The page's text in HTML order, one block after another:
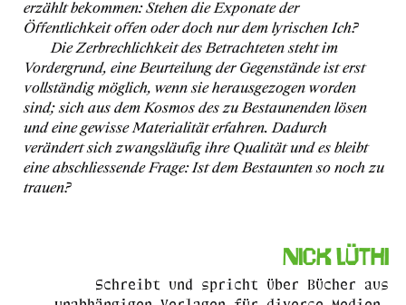
erzählt bekommen: Stehen die Exponate der
Öffentlichkeit offen oder doch nur dem lyrischen Ich?
Die Zerbrechlichkeit des Betrachteten steht im
Vordergrund, eine Beurteilung der Gegenstände ist erst
vollständig möglich, wenn sie herausgezogen worden
sind; sich aus dem Kosmos des zu Bestaunenden lösen
und eine gewisse Materialität erfahren. Dadurch
verändert sich zwangsläufig ihre Qualität und es bleibt
eine abschliessende Frage: Ist dem Bestaunten so noch zu
trauen?
Nick Lüthi
Schreibt und spricht über Bücher aus